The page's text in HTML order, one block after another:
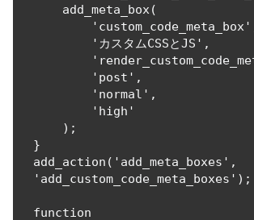
}
add_action('add_meta_boxes',
'add_custom_code_meta_boxes');
function